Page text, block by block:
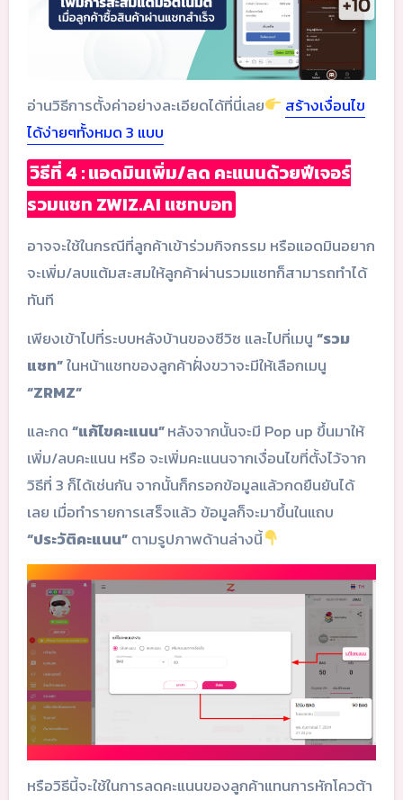
อ่านวิธีการตั้งค่าอย่างละเอียดได้ที่นี่เลย
สร้างเงื่อนไข
ได้ง่ายๆทั้งหมด 3 แบบ
วิธีที่ 4 : แอดมินเพิ่ม/ลด คะแนนด้วยฟีเจอร์
รวมแชท ZWIZ.AI แชทบอท
อาจจะใช้ในกรณีที่ลูกค้าเข้าร่วมกิจกรรม หรือแอดมินอยาก
จะเพิ่ม/ลบแต้มสะสมให้ลูกค้าผ่านรวมแชทก็สามารถทำได้
ทันที
เพียงเข้าไปที่ระบบหลังบ้านของซีวิซ และไปที่เมนู“รวม
แชท”ในหน้าแชทของลูกค้าฝั่งขวาจะมีให้เลือกเมนู
“ZRMZ”
และกด“แก้ไขคะแนน”หลังจากนั้นจะมี Pop up ขึ้นมาให้
เพิ่ม/ลบคะแนน หรือ จะเพิ่มคะแนนจากเงื่อนไขที่ตั้งไว้จาก
วิธีที่ 3 ก็ได้เช่นกัน จากนั้นก็กรอกข้อมูลแล้วกดยืนยันได้
เลย เมื่อทำรายการเสร็จแล้ว ข้อมูลก็จะมาขึ้นในแถบ
“ประวัติคะแนน”ตามรูปภาพด้านล่างนี้
หรือวิธีนี้จะใช้ในการลดคะแนนของลูกค้าแทนการหักโควต้า